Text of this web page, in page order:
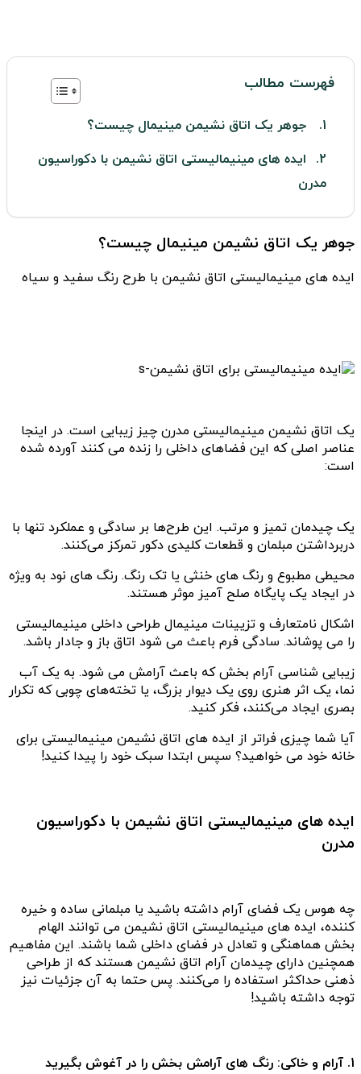
فهرست مطالب
جوهر یک اتاق نشیمن مینیمال چیست؟
ایده های مینیمالیستی اتاق نشیمن با دکوراسیون
مدرن
جوهر یک اتاق نشیمن مینیمال چیست؟
ایده های مینیمالیستی اتاق نشیمن با طرح رنگ سفید و سیاه
یک اتاق نشیمن مینیمالیستی مدرن چیز زیبایی است. در اینجا
عناصر اصلی که این فضاهای داخلی را زنده می کنند آورده شده
است:
یک چیدمان تمیز و مرتب. این طرح‌ها بر سادگی و عملکرد تنها با
دربرداشتن مبلمان و قطعات کلیدی دکور تمرکز می‌کنند.
محیطی مطبوع و رنگ های خنثی یا تک رنگ. رنگ های نود به ویژه
در ایجاد یک پایگاه صلح آمیز موثر هستند.
اشکال نامتعارف و تزیینات مینیمال طراحی داخلی مینیمالیستی
را می پوشاند. سادگی فرم باعث می شود اتاق باز و جادار باشد.
زیبایی شناسی آرام بخش که باعث آرامش می شود. به یک آب
نما، یک اثر هنری روی یک دیوار بزرگ، یا تخته‌های چوبی که تکرار
بصری ایجاد می‌کنند، فکر کنید.
آیا شما چیزی فراتر از ایده های اتاق نشیمن مینیمالیستی برای
خانه خود می خواهید؟ سپس ابتدا سبک خود را پیدا کنید!
ایده های مینیمالیستی اتاق نشیمن با دکوراسیون
مدرن
چه هوس یک فضای آرام داشته باشید یا مبلمانی ساده و خیره
کننده، ایده های مینیمالیستی اتاق نشیمن می توانند الهام
بخش هماهنگی و تعادل در فضای داخلی شما باشند. این مفاهیم
همچنین دارای چیدمان آرام اتاق نشیمن هستند که از طراحی
ذهنی حداکثر استفاده را می‌کنند. پس حتما به آن جزئیات نیز
توجه داشته باشید!
1. آرام و خاکی: رنگ های آرامش بخش را در آغوش بگیرید